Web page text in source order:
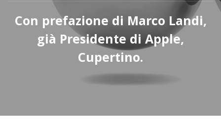
Con prefazione di Marco Landi,
già Presidente di Apple,
Cupertino.